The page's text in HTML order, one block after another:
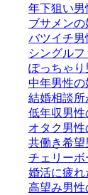
年下狙い男
ブサメンの
バツイチ男
シングル
ぽっちゃ
中年男性の
結婚相談
低年収男性
オタク男性
共働き希
チェリー
婚活に疲
高望み男性